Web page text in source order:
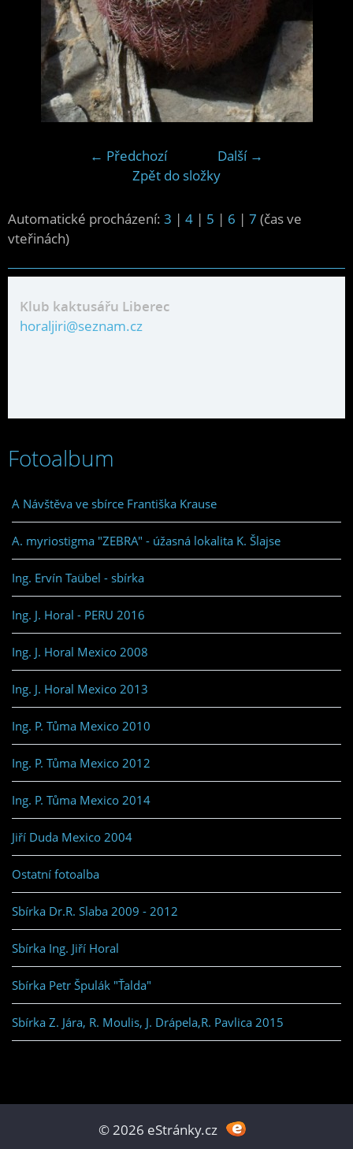
← Předchozí
Další →
Zpět do složky
Automatické procházení: 3 | 4 | 5 | 6 | 7 (čas ve
vteřinách)
Klub kaktusářu Liberec
horaljiri@seznam.cz
Fotoalbum
A Návštěva ve sbírce Františka Krause
A. myriostigma "ZEBRA" - úžasná lokalita K. Šlajse
Ing. Ervín Taübel - sbírka
Ing. J. Horal - PERU 2016
Ing. J. Horal Mexico 2008
Ing. J. Horal Mexico 2013
Ing. P. Tůma Mexico 2010
Ing. P. Tůma Mexico 2012
Ing. P. Tůma Mexico 2014
Jiří Duda Mexico 2004
Ostatní fotoalba
Sbírka Dr.R. Slaba 2009 - 2012
Sbírka Ing. Jiří Horal
Sbírka Petr Špulák "Ťalda"
Sbírka Z. Jára, R. Moulis, J. Drápela,R. Pavlica 2015
© 2026 eStránky.cz